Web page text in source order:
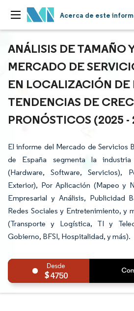
Acerca de este
ANÁLISIS DE TAMAÑO
MERCADO DE
EN LOCALIZACIÓN DE
TENDENCIAS DE
PRONÓSTICOS (2025 -
El informe del Mercado de Servicios
de España segmenta la
(Hardware, Software, Servicios),
Exterior), Por Aplicación (Mapeo y
Empresarial y Análisis, Publicidad
Redes Sociales y Entretenimiento, y
(Transporte y Logística, TI y
Gobierno, BFSI, Hospitalidad, y más).
4750